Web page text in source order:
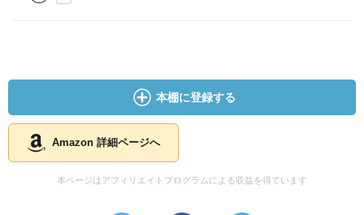
本棚に登録する
Amazon 詳細ページへ
本ページはアフィリエイトプログラムによる収益を得ています